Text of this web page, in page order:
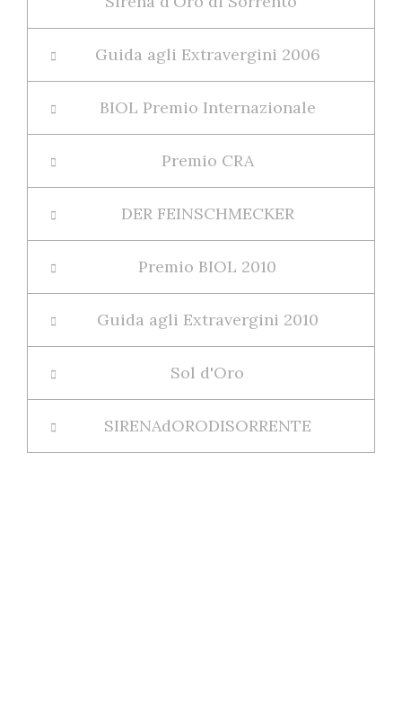
Guida agli Extravergini 2006
BIOL Premio Internazionale
Premio CRA
DER FEINSCHMECKER
Premio BIOL 2010
Guida agli Extravergini 2010
Sol d'Oro
SIRENAdORODISORRENTE